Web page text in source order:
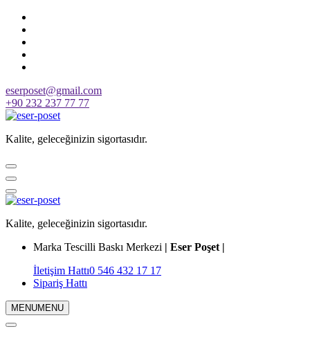
Skip
content
eserposet@gmail.com
+90 232 237 77 77
Kalite, geleceğinizin sigortasıdır.
Kalite, geleceğinizin sigortasıdır.
Marka Tescilli Baskı Merkezi | Eser Poşet |
İletişim Hattı0 546 432 17 17
Sipariş Hattı
MENUMENU